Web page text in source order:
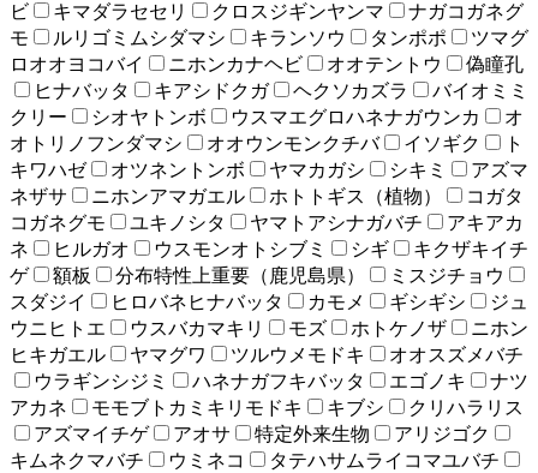
ビ
キマダラセセリ クロスジギンヤンマ
ナガコガネグ
モ
ルリゴミムシダマシ キランソウ タンポポ
ツマグ
ロオオヨコバイ
ニホンカナヘビ オオテントウ
偽瞳孔
ヒナバッタ
キアシドクガ ヘクソカズラ
バイオミミ
クリー
シオヤトンボ ウスマエグロハネナガウンカ
オ
オトリノフンダマシ
オオウンモンクチバ イソギク
ト
キワハゼ
オツネントンボ ヤマカガシ シキミ
アズマ
ネザサ
ニホンアマガエル ホトトギス（植物）
コガタ
コガネグモ
ユキノシタ ヤマトアシナガバチ
アキアカ
ネ
ヒルガオ ウスモンオトシブミ シギ
キクザキイチ
ゲ
額板 分布特性上重要（鹿児島県）
ミスジチョウ
スダジイ
ヒロバネヒナバッタ カモメ ギシギシ
ジュ
ウニヒトエ
ウスバカマキリ モズ ホトケノザ
ニホン
ヒキガエル
ヤマグワ ツルウメモドキ
オオスズメバチ
ウラギンシジミ
ハネナガフキバッタ エゴノキ
ナツ
アカネ
モモブトカミキリモドキ キブシ
クリハラリス
アズマイチゲ
アオサ 特定外来生物
アリジゴク
キムネクマバチ
ウミネコ タテハサムライコマユバチ